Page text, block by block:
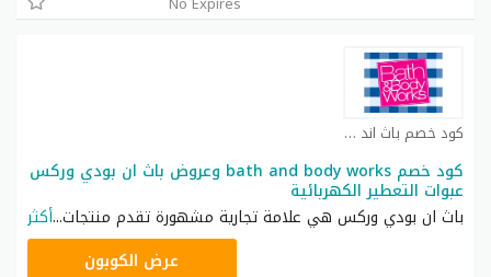
كود خصم باث اند بودي كوبون
كود خصم bath and body works وعروض باث ان بودي وركس
عبوات التعطير الكهربائية
باث ان بودي وركس هي علامة تجارية مشهورة تقدم منتجات...أكثر
عرض الكوبون